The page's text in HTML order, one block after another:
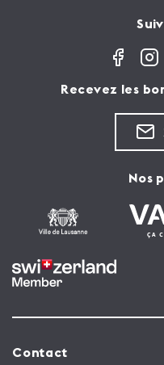
Recevez les
Nos
Contact